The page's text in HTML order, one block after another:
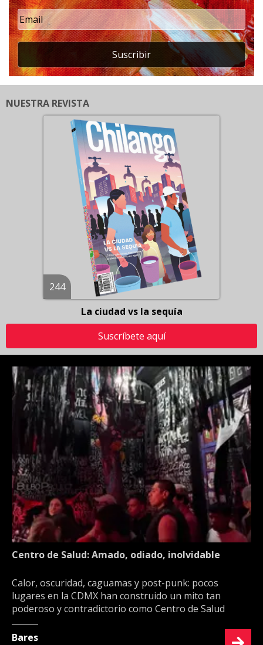
Suscribir
NUESTRA REVISTA
244
La ciudad vs la sequía
Suscríbete aquí
Centro de Salud: Amado, odiado, inolvidable
Calor, oscuridad, caguamas y post-punk: pocos
lugares en la CDMX han construido un mito tan
poderoso y contradictorio como Centro de Salud
Bares